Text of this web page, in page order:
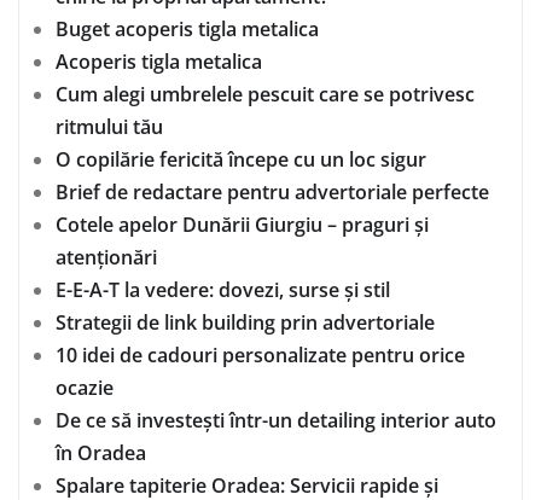
Buget acoperis tigla metalica
Acoperis tigla metalica
Cum alegi umbrelele pescuit care se potrivesc
ritmului tău
O copilărie fericită începe cu un loc sigur
Brief de redactare pentru advertoriale perfecte
Cotele apelor Dunării Giurgiu – praguri și
atenționări
E-E-A-T la vedere: dovezi, surse și stil
Strategii de link building prin advertoriale
10 idei de cadouri personalizate pentru orice
ocazie
De ce să investești într-un detailing interior auto
în Oradea
Spalare tapiterie Oradea: Servicii rapide și